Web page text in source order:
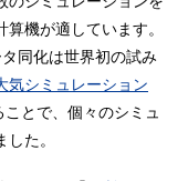
機が適しています。
同化は世界初の試み
気シミュレーション
ことで、個々のシミュ
た。